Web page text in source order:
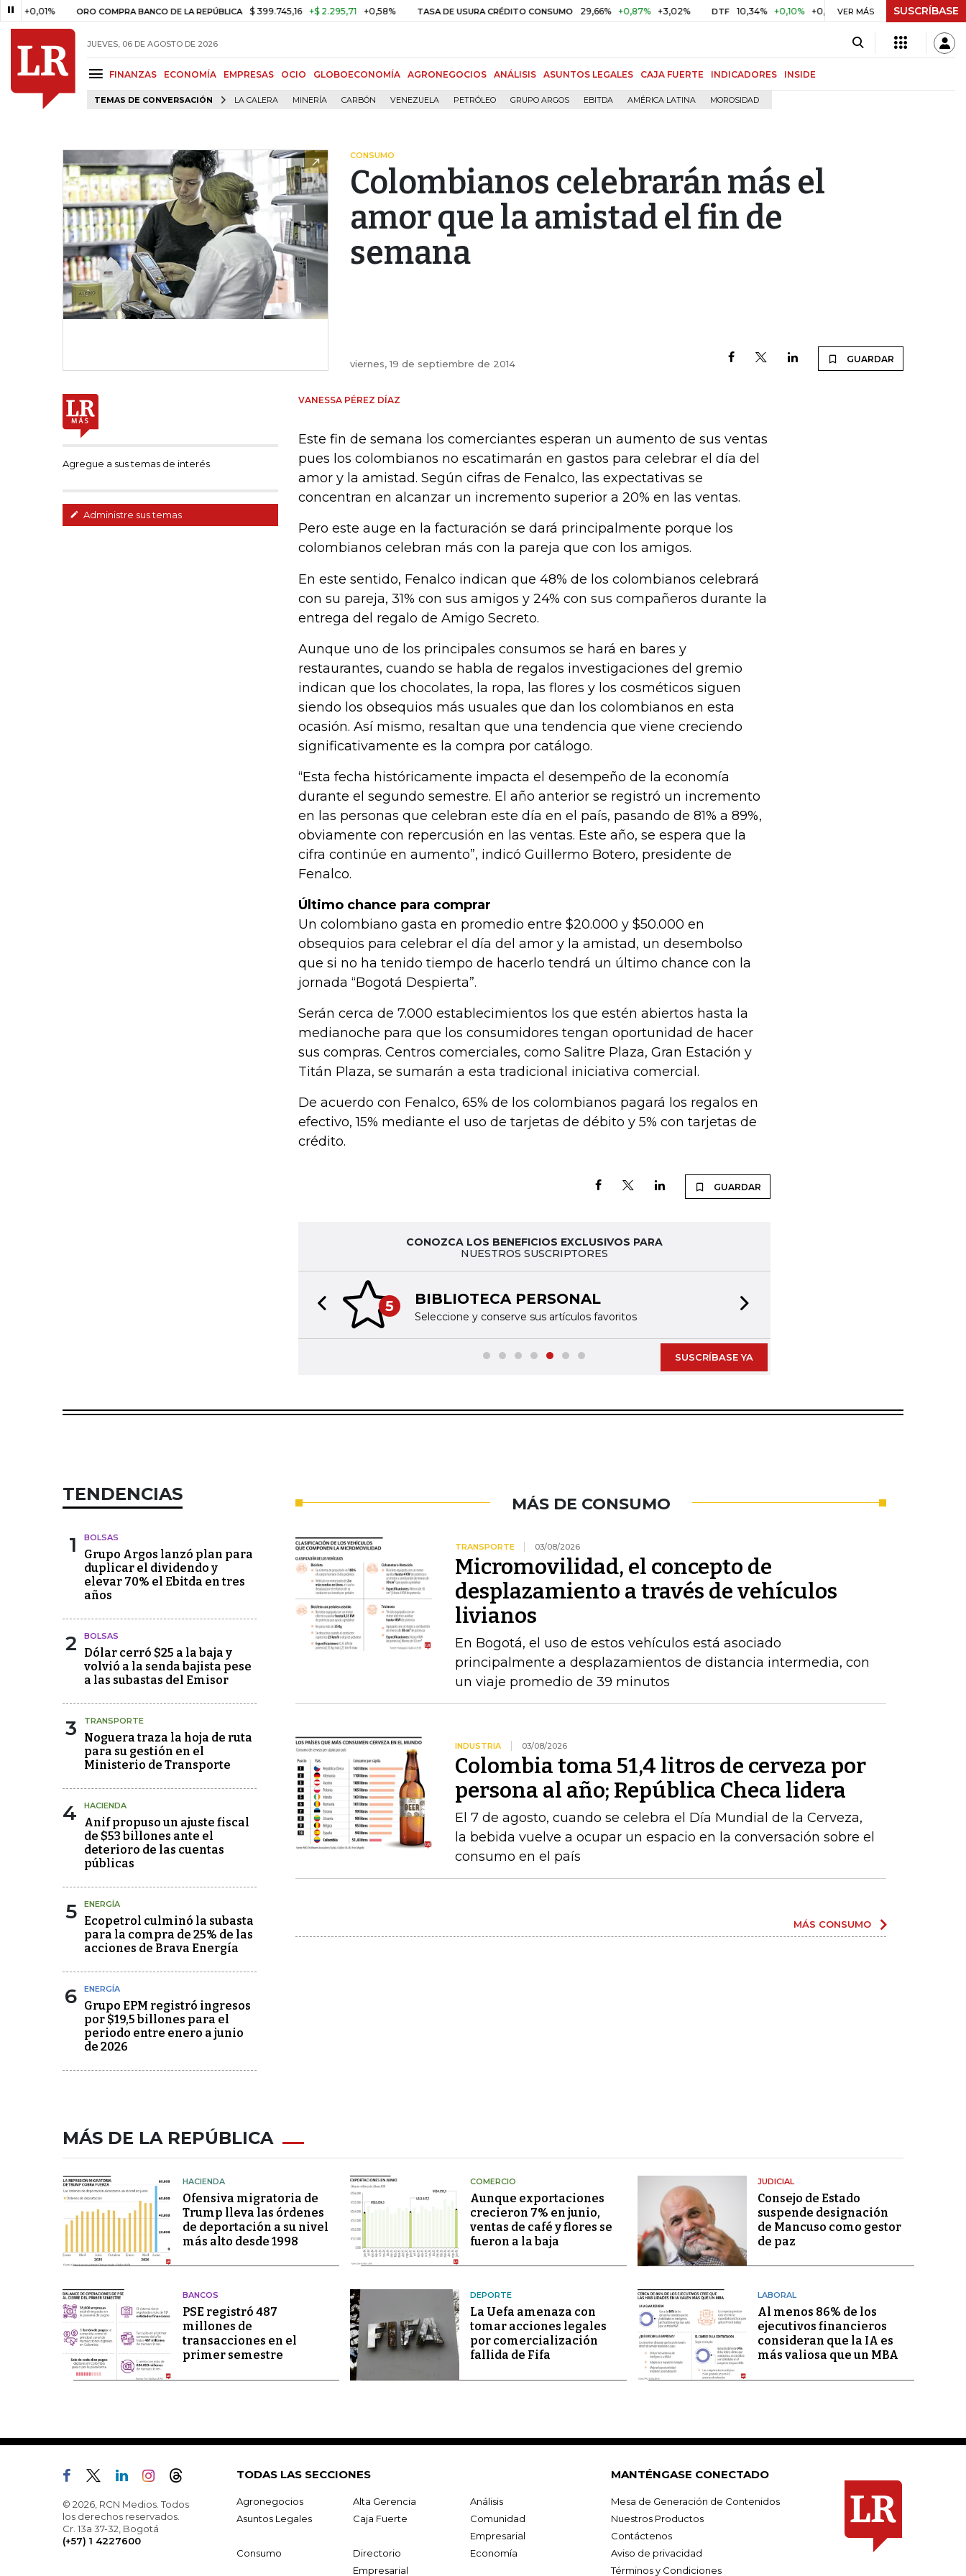
ORO COMPRA BANCO DE LA REPÚBLICA $ 399.745,16 +$ 2.295,71 +0,58% TASA DE USURA CRÉDITO CONSUMO 29,66% +0,87% +3,02% DTF 10,34% +0,10% +0,98% UVR $ 416,86 +$ 0,05
VER MÁS SUSCRÍBASE
JUEVES, 06 DE AGOSTO DE 2026
FINANZAS ECONOMÍA EMPRESAS OCIO GLOBOECONOMÍA AGRONEGOCIOS ANÁLISIS ASUNTOS LEGALES CAJA FUERTE INDICADORES INSIDE
TEMAS DE CONVERSACIÓN LA CALERA MINERÍA CARBÓN VENEZUELA PETRÓLEO GRUPO ARGOS EBITDA AMÉRICA LATINA MOROSIDAD
CONSUMO
Colombianos celebrarán más el
amor que la amistad el fin de
semana
viernes, 19 de septiembre de 2014 GUARDAR
Agregue a sus temas de interés
Administre sus temas
VANESSA PÉREZ DÍAZ
Este fin de semana los comerciantes esperan un aumento de sus ventas
pues los colombianos no escatimarán en gastos para celebrar el día del
amor y la amistad. Según cifras de Fenalco, las expectativas se
concentran en alcanzar un incremento superior a 20% en las ventas.
Pero este auge en la facturación se dará principalmente porque los
colombianos celebran más con la pareja que con los amigos.
En este sentido, Fenalco indican que 48% de los colombianos celebrará
con su pareja, 31% con sus amigos y 24% con sus compañeros durante la
entrega del regalo de Amigo Secreto.
Aunque uno de los principales consumos se hará en bares y
restaurantes, cuando se habla de regalos investigaciones del gremio
indican que los chocolates, la ropa, las flores y los cosméticos siguen
siendo los obsequios más usuales que dan los colombianos en esta
ocasión. Así mismo, resaltan que una tendencia que viene creciendo
significativamente es la compra por catálogo.
“Esta fecha históricamente impacta el desempeño de la economía
durante el segundo semestre. El año anterior se registró un incremento
en las personas que celebran este día en el país, pasando de 81% a 89%,
obviamente con repercusión en las ventas. Este año, se espera que la
cifra continúe en aumento”, indicó Guillermo Botero, presidente de
Fenalco.
Último chance para comprar
Un colombiano gasta en promedio entre $20.000 y $50.000 en
obsequios para celebrar el día del amor y la amistad, un desembolso
que si no ha tenido tiempo de hacerlo tendrá un último chance con la
jornada “Bogotá Despierta”.
Serán cerca de 7.000 establecimientos los que estén abiertos hasta la
medianoche para que los consumidores tengan oportunidad de hacer
sus compras. Centros comerciales, como Salitre Plaza, Gran Estación y
Titán Plaza, se sumarán a esta tradicional iniciativa comercial.
De acuerdo con Fenalco, 65% de los colombianos pagará los regalos en
efectivo, 15% mediante el uso de tarjetas de débito y 5% con tarjetas de
crédito.
GUARDAR
CONOZCA LOS BENEFICIOS EXCLUSIVOS PARA
NUESTROS SUSCRIPTORES
5 BIBLIOTECA PERSONAL
Seleccione y conserve sus artículos favoritos
Previous slide
SUSCRÍBASE YA
TENDENCIAS
1 BOLSAS
Grupo Argos lanzó plan para
duplicar el dividendo y
elevar 70% el Ebitda en tres
años
2 BOLSAS
Dólar cerró $25 a la baja y
volvió a la senda bajista pese
a las subastas del Emisor
3 TRANSPORTE
Noguera traza la hoja de ruta
para su gestión en el
Ministerio de Transporte
4 HACIENDA
Anif propuso un ajuste fiscal
de $53 billones ante el
deterioro de las cuentas
públicas
5 ENERGÍA
Ecopetrol culminó la subasta
para la compra de 25% de las
acciones de Brava Energía
6 ENERGÍA
Grupo EPM registró ingresos
por $19,5 billones para el
periodo entre enero a junio
de 2026
MÁS DE CONSUMO
TRANSPORTE 03/08/2026
Micromovilidad, el concepto de
desplazamiento a través de vehículos
livianos
En Bogotá, el uso de estos vehículos está asociado
principalmente a desplazamientos de distancia intermedia, con
un viaje promedio de 39 minutos
INDUSTRIA 03/08/2026
Colombia toma 51,4 litros de cerveza por
persona al año; República Checa lidera
El 7 de agosto, cuando se celebra el Día Mundial de la Cerveza,
la bebida vuelve a ocupar un espacio en la conversación sobre el
consumo en el país
MÁS CONSUMO
MÁS DE LA REPÚBLICA
HACIENDA
Ofensiva migratoria de
Trump lleva las órdenes
de deportación a su nivel
más alto desde 1998
COMERCIO
Aunque exportaciones
crecieron 7% en junio,
ventas de café y flores se
fueron a la baja
JUDICIAL
Consejo de Estado
suspende designación
de Mancuso como gestor
de paz
BANCOS
PSE registró 487
millones de
transacciones en el
primer semestre
DEPORTE
La Uefa amenaza con
tomar acciones legales
por comercialización
fallida de Fifa
LABORAL
Al menos 86% de los
ejecutivos financieros
consideran que la IA es
más valiosa que un MBA
© 2026, RCN Medios. Todos
los derechos reservados.
Cr. 13a 37-32, Bogotá
(+57) 1 4227600
TODAS LAS SECCIONES
Agronegocios Alta Gerencia
Análisis
Asuntos Legales
Caja Fuerte
Comunidad
Empresarial
Consumo
Directorio
Empresarial
Economía
MANTÉNGASE CONECTADO
Mesa de Generación de Contenidos
Nuestros Productos
Contáctenos
Aviso de privacidad
Términos y Condiciones